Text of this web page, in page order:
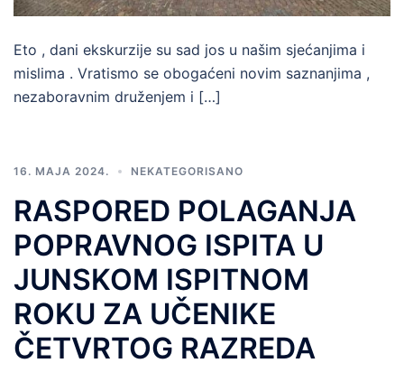
Eto , dani ekskurzije su sad jos u našim sjećanjima i
mislima . Vratismo se obogaćeni novim saznanjima ,
nezaboravnim druženjem i […]
16. MAJA 2024. NEKATEGORISANO
RASPORED POLAGANJA
POPRAVNOG ISPITA U
JUNSKOM ISPITNOM
ROKU ZA UČENIKE
ČETVRTOG RAZREDA